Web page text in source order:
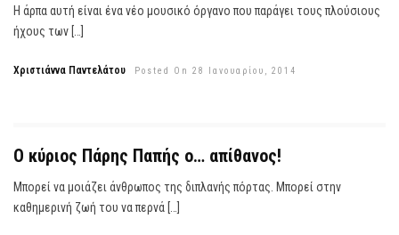
Η άρπα αυτή είναι ένα νέο μουσικό όργανο που παράγει τους πλούσιους
ήχους των […]
Χριστιάννα Παντελάτου Posted On 28 Ιανουαρίου, 2014
Ο κύριος Πάρης Παπής ο… απίθανος!
Μπορεί να μοιάζει άνθρωπος της διπλανής πόρτας. Μπορεί στην
καθημερινή ζωή του να περνά […]